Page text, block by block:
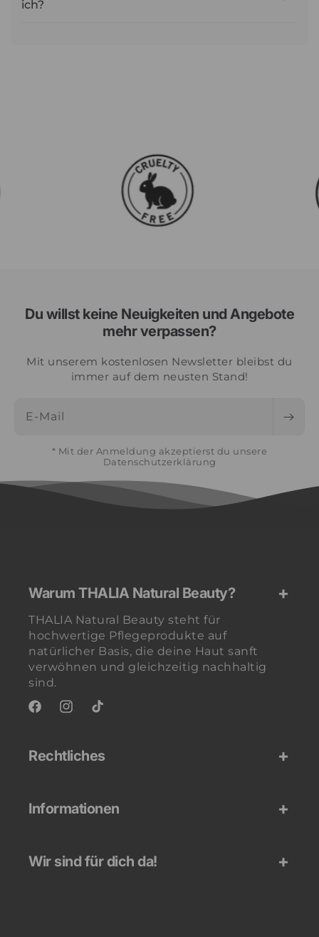
ich?
Du willst keine Neuigkeiten und Angebote
mehr verpassen?
Mit unserem kostenlosen Newsletter bleibst du
immer auf dem neusten Stand!
E-Mail
* Mit der Anmeldung akzeptierst du unsere
Datenschutzerklärung
Warum THALIA Natural Beauty?
THALIA Natural Beauty steht für
hochwertige Pflegeprodukte auf
natürlicher Basis, die deine Haut sanft
verwöhnen und gleichzeitig nachhaltig
sind.
FacebookInstagram
TikTok
Rechtliches
Informationen
Wir sind für dich da!